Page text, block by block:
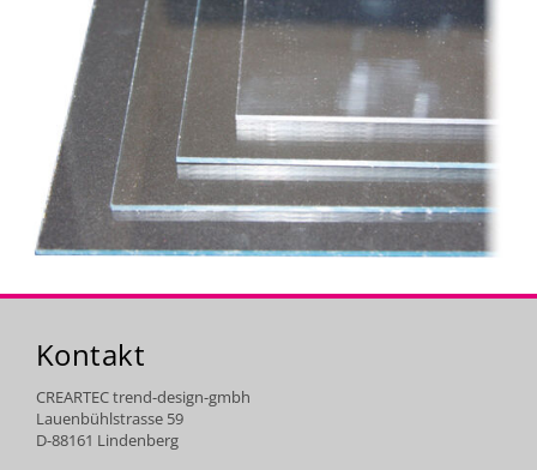
Kontakt
CREARTEC trend-design-gmbh
Lauenbühlstrasse 59
D-88161 Lindenberg